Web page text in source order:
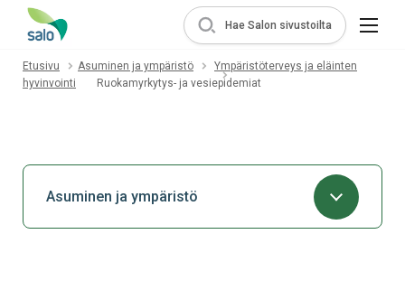
Hae Salon sivustoilta
Etusivu Asuminen ja ympäristö
Ympäristöterveys ja eläinten
hyvinvointi
Ruokamyrkytys- ja vesiepidemiat
Asuminen ja ympäristö